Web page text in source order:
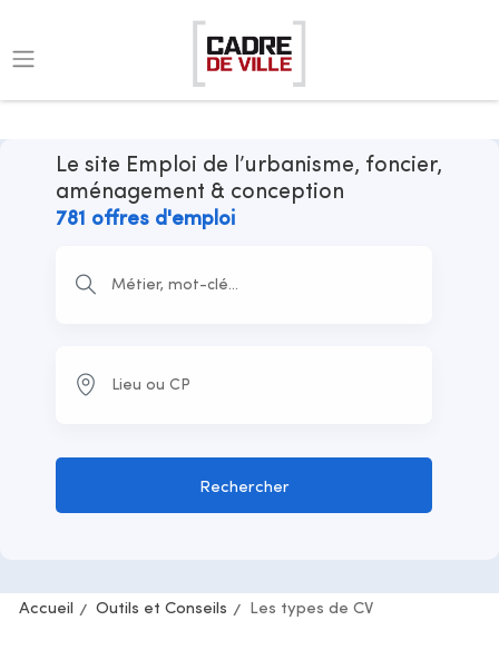
Le site Emploi de l’urbanisme, foncier,
aménagement & conception
781 offres d'emploi
Rechercher
Accueil Outils et Conseils Les types de CV